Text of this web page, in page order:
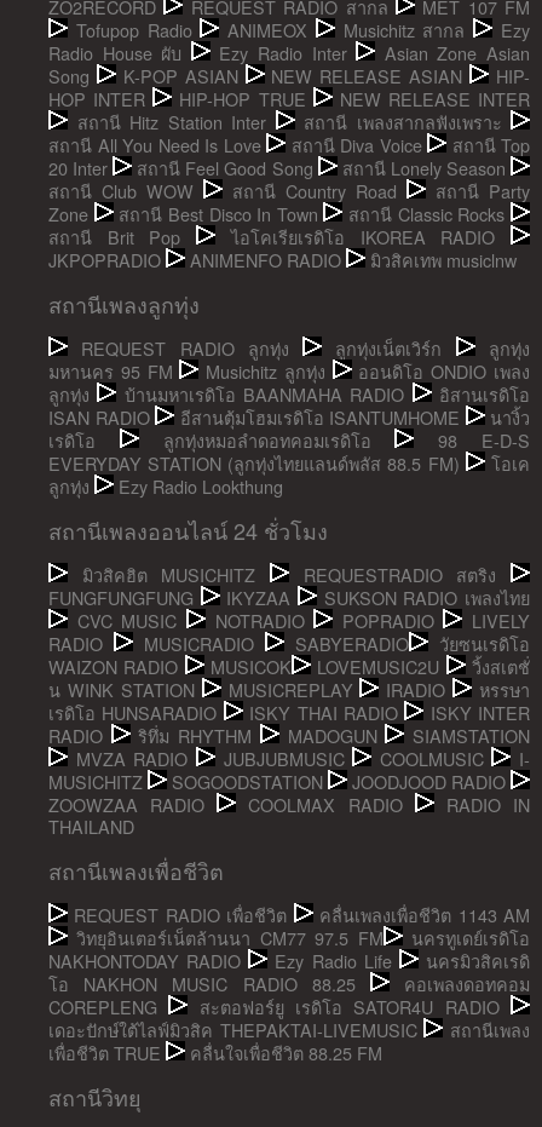
ZO2RECORD REQUEST RADIO สากล
MET 107 FM
Tofupop Radio
ANIMEOX Musichitz สากล
Ezy
Radio House ผับ
Ezy Radio Inter
Asian Zone Asian
Song
K-POP ASIAN NEW RELEASE ASIAN
HIP-
HOP INTER
HIP-HOP TRUE
NEW RELEASE INTER
สถานี Hitz Station Inter
สถานี เพลงสากลฟังเพราะ
สถานี All You Need Is Love
สถานี Diva Voice
สถานี Top
20 Inter
สถานี Feel Good Song
สถานี Lonely Season
สถานี Club WOW
สถานี Country Road
สถานี Party
Zone
สถานี Best Disco In Town
สถานี Classic Rocks
สถานี Brit Pop
ไอโคเรียเรดิโอ IKOREA RADIO
JKPOPRADIO
ANIMENFO RADIO มิวสิคเทพ musiclnw
สถานีเพลงลูกทุ่ง
REQUEST RADIO ลูกทุ่ง ลูกทุ่งเน็ตเวิร์ก
ลูกทุ่ง
มหานคร 95 FM
Musichitz ลูกทุ่ง
ออนดิโอ ONDIO เพลง
ลูกทุ่ง
บ้านมหาเรดิโอ BAANMAHA RADIO
อิสานเรดิโอ
ISAN RADIO
อีสานตุ้มโฮมเรดิโอ ISANTUMHOME
นางิ้ว
เรดิโอ
ลูกทุ่งหมอลำดอทคอมเรดิโอ
98 E-D-S
EVERYDAY STATION (ลูกทุ่งไทยแลนด์พลัส 88.5 FM)
โอเค
ลูกทุ่ง
Ezy Radio Lookthung
สถานีเพลงออนไลน์ 24 ชั่วโมง
มิวสิคฮิต MUSICHITZ
REQUESTRADIO สตริง
FUNGFUNGFUNG
IKYZAA
SUKSON RADIO เพลงไทย
CVC MUSIC
NOTRADIO POPRADIO
LIVELY
RADIO
MUSICRADIO SABYERADIO
วัยซนเรดิโอ
WAIZON RADIO
MUSICOK LOVEMUSIC2U
วิ้งสเตชั่
น WINK STATION
MUSICREPLAY IRADIO
หรรษา
เรดิโอ HUNSARADIO
ISKY THAI RADIO
ISKY INTER
RADIO
ริทึ่ม RHYTHM MADOGUN
SIAMSTATION
MVZA RADIO
JUBJUBMUSIC COOLMUSIC
I-
MUSICHITZ
SOGOODSTATION
JOODJOOD RADIO
ZOOWZAA RADIO
COOLMAX RADIO
RADIO IN
THAILAND
สถานีเพลงเพื่อชีวิต
REQUEST RADIO เพื่อชีวิต
คลื่นเพลงเพื่อชีวิต 1143 AM
วิทยุอินเตอร์เน็ตล้านนา CM77 97.5 FM
นครทูเดย์เรดิโอ
NAKHONTODAY RADIO
Ezy Radio Life
นครมิวสิคเรดิ
โอ NAKHON MUSIC RADIO 88.25
คอเพลงดอทคอม
COREPLENG
สะตอฟอร์ยู เรดิโอ SATOR4U RADIO
เดอะปักษ์ใต้ไลฟ์มิวสิค THEPAKTAI-LIVEMUSIC
สถานีเพลง
เพื่อชีวิต TRUE
คลื่นใจเพื่อชีวิต 88.25 FM
สถานีวิทยุ